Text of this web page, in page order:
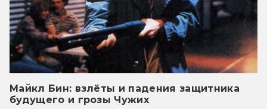
Майкл Бин: взлёты и падения защитника
будущего и грозы Чужих